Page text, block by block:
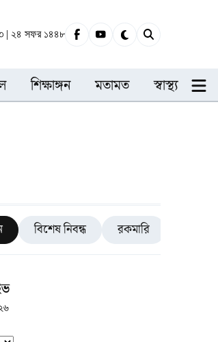
| ২৪ সফর ১৪৪৮
শিক্ষাঙ্গন মতামত স্বাস্থ্য
বিশেষ নিবন্ধ রকমারি